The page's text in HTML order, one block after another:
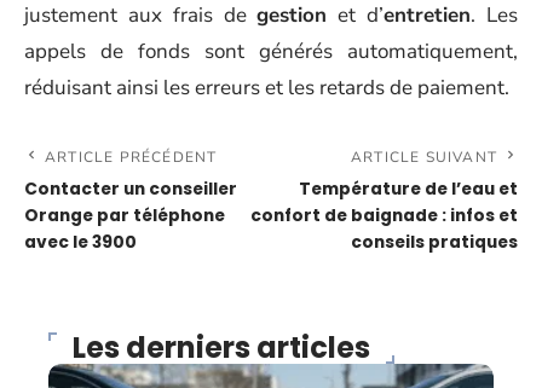
justement aux frais degestion et d’entretien. Les
appels de fonds sont générés automatiquement,
réduisant ainsi les erreurs et les retards de paiement.
ARTICLE PRÉCÉDENT
Contacter un conseiller
Orange par téléphone
avec le 3900
ARTICLE SUIVANT
Température de l’eau et
confort de baignade : infos et
conseils pratiques
Les derniers articles